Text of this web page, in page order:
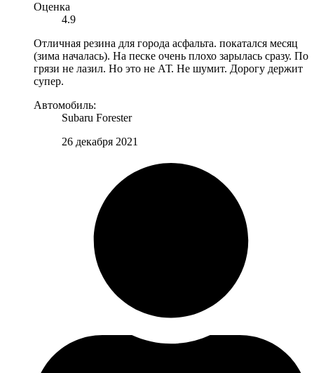
Оценка
4.9
Отличная резина для города асфальта. покатался месяц
(зима началась). На песке очень плохо зарылась сразу. По
грязи не лазил. Но это не АТ. Не шумит. Дорогу держит
супер.
Автомобиль:
Subaru Forester
26 декабря 2021